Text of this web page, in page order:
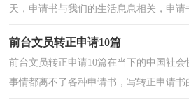
天，申请书与我们的生活息息相关，申
前台文员转正申请10篇
前台文员转正申请10篇在当下的中国社
事情都离不了各种申请书，写转正申请书